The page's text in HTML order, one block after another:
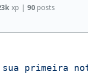
xp | 90 posts
primeira